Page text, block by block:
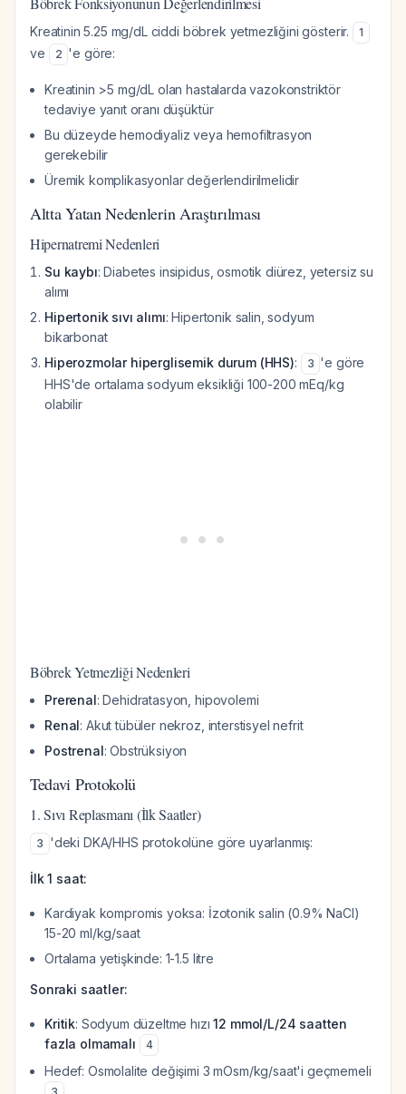
Kreatinin 5.25 mg/dL ciddi böbrek yetmezliğini gösterir. 1
ve 2 'e göre:
Kreatinin >5 mg/dL olan hastalarda vazokonstriktör
tedaviye yanıt oranı düşüktür
Bu düzeyde hemodiyaliz veya hemofiltrasyon
gerekebilir
Üremik komplikasyonlar değerlendirilmelidir
Altta Yatan Nedenlerin Araştırılması
Hipernatremi Nedenleri
Su kaybı: Diabetes insipidus, osmotik diürez, yetersiz su
alımı
Hipertonik sıvı alımı: Hipertonik salin, sodyum
bikarbonat
Hiperozmolar hiperglisemik durum (HHS): 3 'e göre
HHS'de ortalama sodyum eksikliği 100-200 mEq/kg
olabilir
Böbrek Yetmezliği Nedenleri
Prerenal: Dehidratasyon, hipovolemi
Renal: Akut tübüler nekroz, interstisyel nefrit
Postrenal: Obstrüksiyon
Tedavi Protokolü
1. Sıvı Replasmanı (İlk Saatler)
3 'deki DKA/HHS protokolüne göre uyarlanmış:
İlk 1 saat:
Kardiyak kompromis yoksa: İzotonik salin (0.9% NaCl)
15-20 ml/kg/saat
Ortalama yetişkinde: 1-1.5 litre
Sonraki saatler:
Kritik: Sodyum düzeltme hızı12 mmol/L/24 saatten
fazla olmamalı
4
Hedef: Osmolalite değişimi 3 mOsm/kg/saat'i geçmemeli